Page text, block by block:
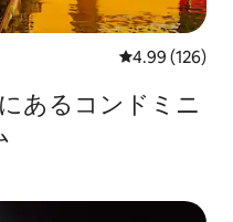
レビュー126
4.99 (126)
あるコンドミニ